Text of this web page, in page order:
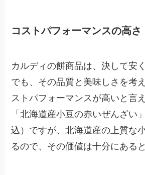
コストパフォーマンスの高さ
カルディの餅商品は、決して安
でも、その品質と美味しさを考
ストパフォーマンスが高いと言
「北海道産小豆の赤いぜんざい
込）ですが、北海道産の上質な
るので、その価値は十分にある